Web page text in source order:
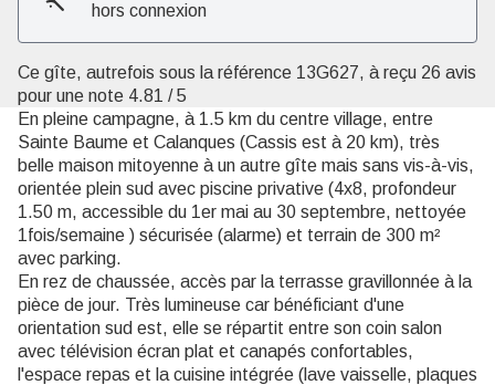
hors connexion
Ce gîte, autrefois sous la référence 13G627, à reçu 26 avis
pour une note 4.81 / 5
En pleine campagne, à 1.5 km du centre village, entre
Sainte Baume et Calanques (Cassis est à 20 km), très
belle maison mitoyenne à un autre gîte mais sans vis-à-vis,
orientée plein sud avec piscine privative (4x8, profondeur
1.50 m, accessible du 1er mai au 30 septembre, nettoyée
1fois/semaine ) sécurisée (alarme) et terrain de 300 m²
avec parking.
En rez de chaussée, accès par la terrasse gravillonnée à la
pièce de jour. Très lumineuse car bénéficiant d'une
orientation sud est, elle se répartit entre son coin salon
avec télévision écran plat et canapés confortables,
l'espace repas et la cuisine intégrée (lave vaisselle, plaques